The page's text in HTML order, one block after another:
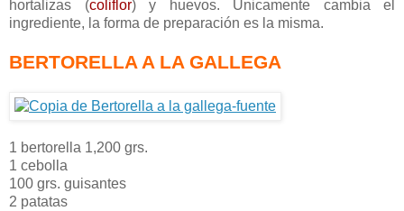
hortalizas (coliflor) y huevos. Unicamente cambia el
ingrediente, la forma de preparación es la misma.
BERTORELLA A LA GALLEGA
1 bertorella 1,200 grs.
1 cebolla
100 grs. guisantes
2 patatas